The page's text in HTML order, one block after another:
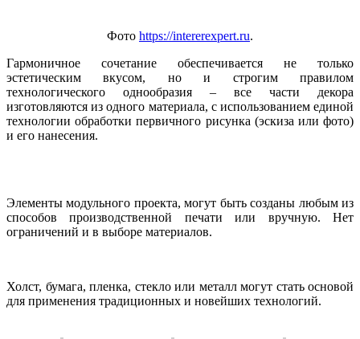
Фото https://intererexpert.ru.
Гармоничное сочетание обеспечивается не только
эстетическим вкусом, но и строгим правилом
технологического однообразия – все части декора
изготовляются из одного материала, с использованием единой
технологии обработки первичного рисунка (эскиза или фото)
и его нанесения.
Элементы модульного проекта, могут быть созданы любым из
способов производственной печати или вручную. Нет
ограничений и в выборе материалов.
Холст, бумага, пленка, стекло или металл могут стать основой
для применения традиционных и новейших технологий.